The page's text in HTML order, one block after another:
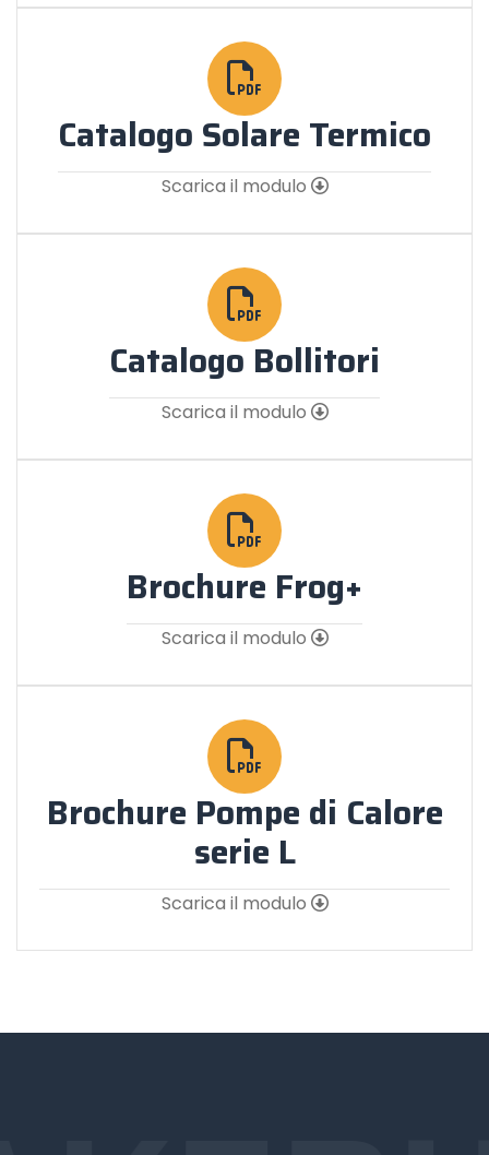
Catalogo Solare Termico
Scarica il modulo
Catalogo Bollitori
Scarica il modulo
Brochure Frog+
Scarica il modulo
Brochure Pompe di Calore
serie L
Scarica il modulo